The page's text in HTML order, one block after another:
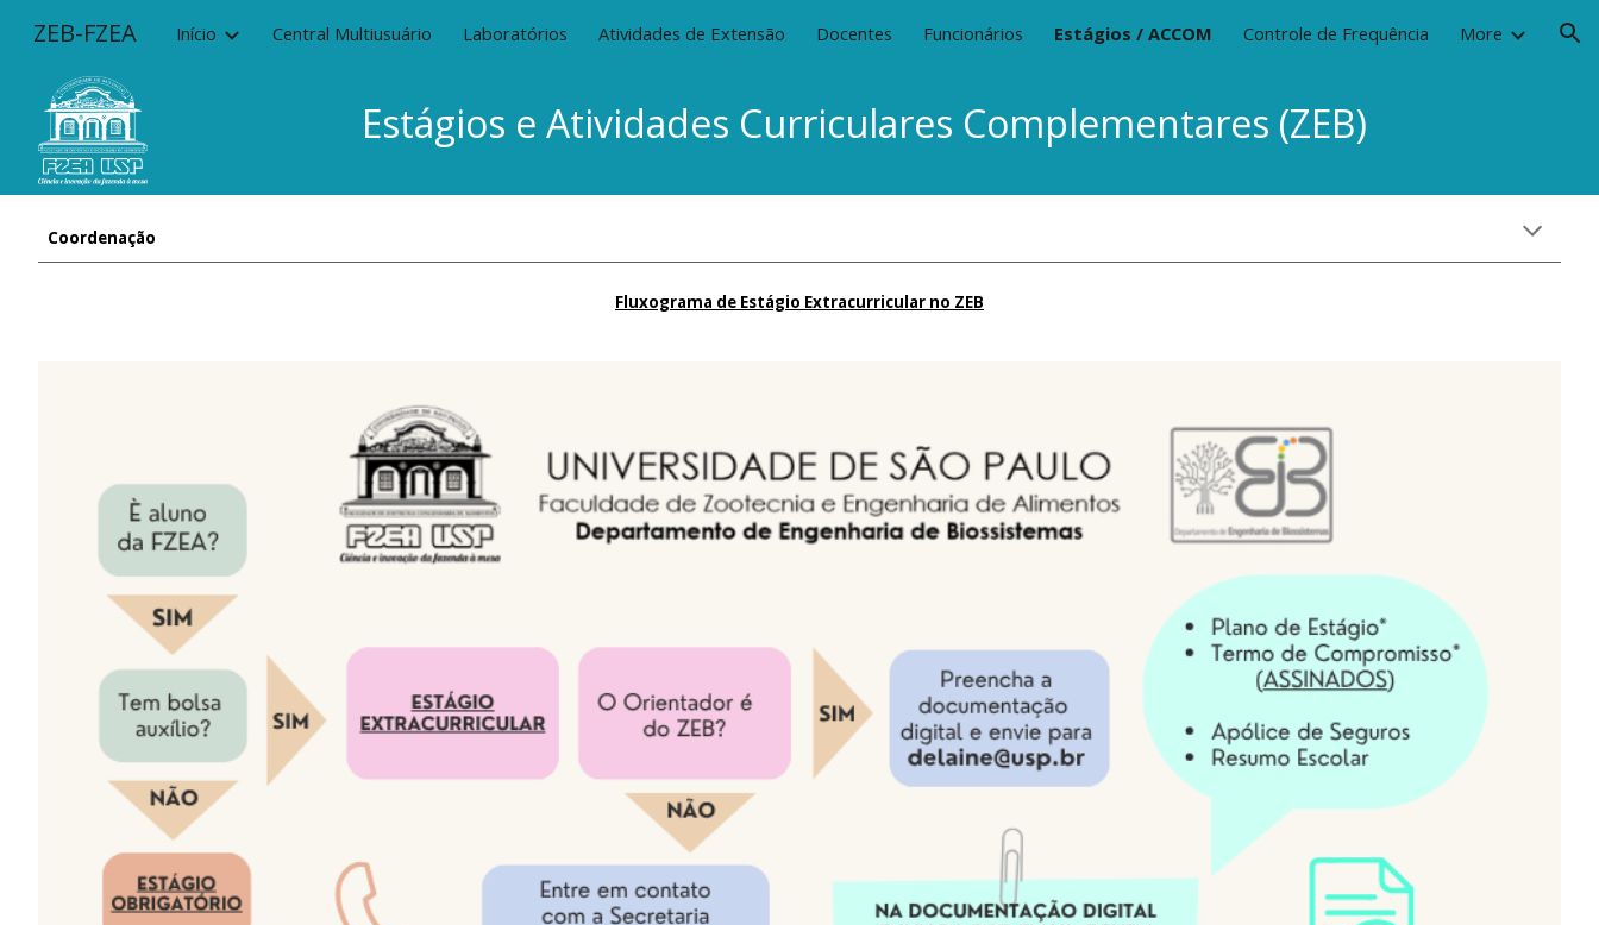
Skip to main content Skip to navigation
ZEB-FZEA Início Central Multiusuário Laboratórios Atividades de Extensão Docentes Funcionários Estágios / ACCOM Controle de Frequência More
Estágios e Atividades Curriculares Complementares (ZEB)
Coordenação
Fluxograma de Estágio Extracurricular no ZEB